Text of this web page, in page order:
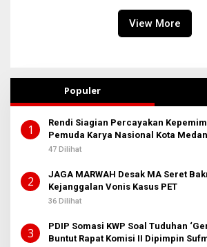
View More
Populer
1
Rendi Siagian Percayakan
Pemuda Karya Nasional Kota
Sembiring
47 Dilihat
2
JAGA MARWAH Desak MA Seret
Kejanggalan Vonis Kasus PET
36 Dilihat
3
PDIP Somasi KWP Soal Tuduhan
Buntut Rapat Komisi II Dipimpin